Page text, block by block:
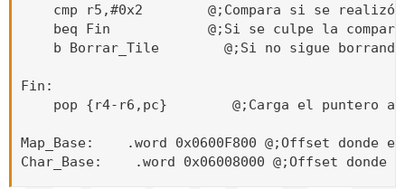
cmp r5,#0x2        @;Compara si se realizó
beq Fin            @;Si se culpe la
b Borrar_Tile        @;Si no sigue
Fin:
pop {r4-r6,pc}        @;Carga el puntero
Map_Base:    .word 0x0600F800 @;Offset donde
Char_Base:    .word 0x06008000 @;Offset donde